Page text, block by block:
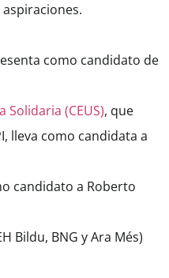
como candidato de
(CEUS), que
lleva como candidata a
candidato a Roberto
Bildu, BNG y Ara Més)